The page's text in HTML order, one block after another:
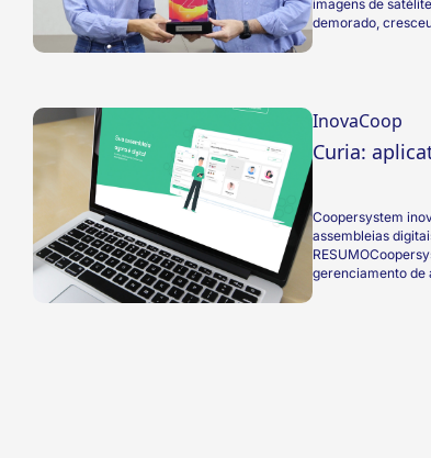
imagens de
demorado,
InovaCoop
Curia:
Coopersystem
assembleias
gerenciamento de